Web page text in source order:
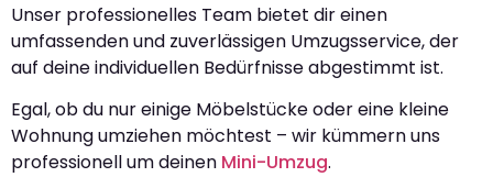
Unser professionelles Team bietet dir einen
umfassenden und zuverlässigen Umzugsservice, der
auf deine individuellen Bedürfnisse abgestimmt ist.
Egal, ob du nur einige Möbelstücke oder eine kleine
Wohnung umziehen möchtest – wir kümmern uns
professionell um deinen Mini-Umzug.